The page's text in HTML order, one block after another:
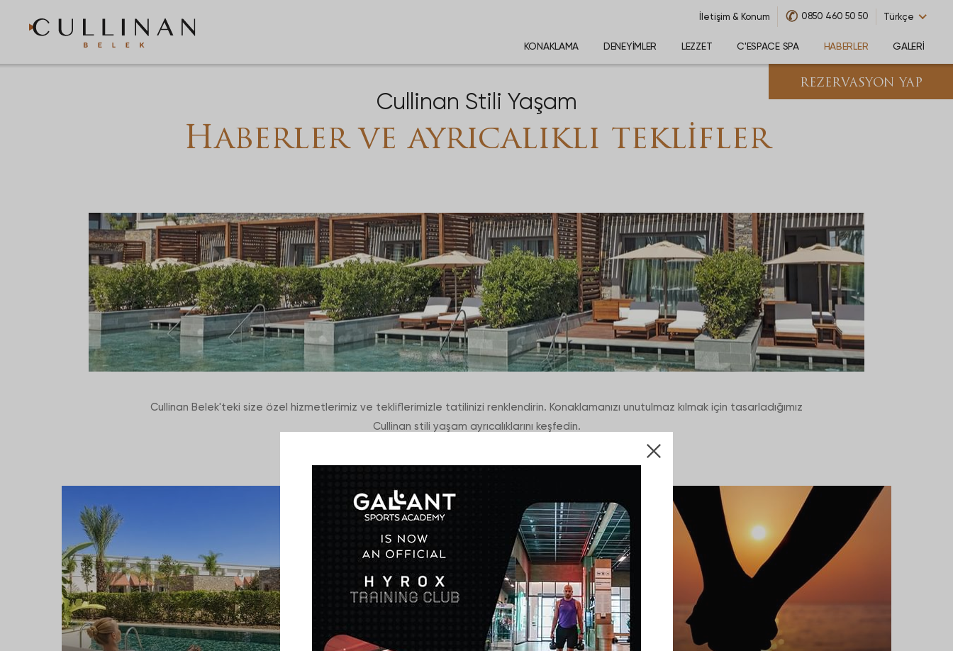
İletişim & Konum ✆ 0850 460 50 50 Türkçe
KONAKLAMA DENEYIMLER LEZZET C'ESPACE SPA HABERLER GALERI
REZERVASYON YAP
Cullinan Stili Yaşam
Haberler ve ayrıcalıklı teklifler
Cullinan Belek'teki size özel hizmetlerimiz ve tekliflerimizle tatilinizi renklendirin. Konaklamanızı unutulmaz kılmak için tasarladığımız
Cullinan stili yaşam ayrıcalıklarını keşfedin.